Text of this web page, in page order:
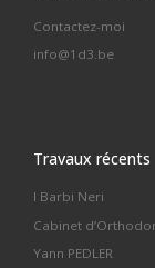
Contactez-moi
info@1d3.be
Travaux récents
I Barbi Neri
Cabinet
Yann PEDLER